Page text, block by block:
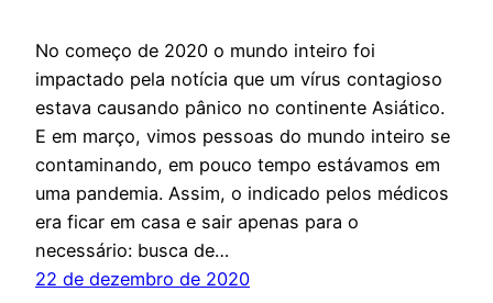
No começo de 2020 o mundo inteiro foi
impactado pela notícia que um vírus contagioso
estava causando pânico no continente Asiático.
E em março, vimos pessoas do mundo inteiro se
contaminando, em pouco tempo estávamos em
uma pandemia. Assim, o indicado pelos médicos
era ficar em casa e sair apenas para o
necessário: busca de…
22 de dezembro de 2020